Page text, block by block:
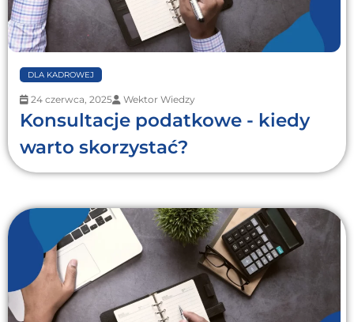
DLA KADROWEJ
24 czerwca, 2025 Wektor Wiedzy
Konsultacje podatkowe - kiedy
warto skorzystać?